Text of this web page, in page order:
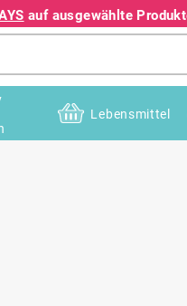
auf ausgewählte
Lebensmittel